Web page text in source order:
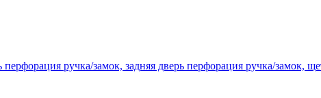
ручка/замок, задняя дверь перфорация ручка/замок,